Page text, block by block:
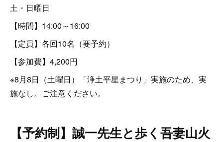
土・日曜日
【時間】14:00～16:00
【定員】各回10名（要予約）
【参加費】4,200円
※8月8日（土曜日）「浄土平星まつり」実施のため、実
施なし。ご注意ください。
【予約制】誠一先生と歩く吾妻山火